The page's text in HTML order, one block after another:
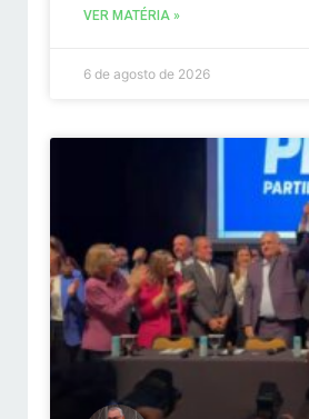
VER MATÉRIA »
6 de agosto de 2026